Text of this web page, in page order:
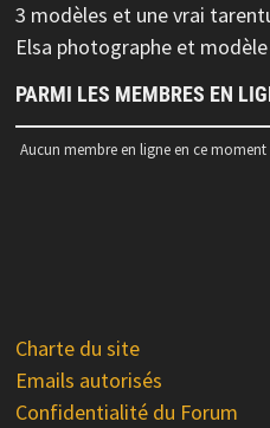
3 modèles et une vrai
Elsa photographe et modèle
PARMI LES MEMBRES EN
Aucun membre en ligne en ce moment
Charte du site
Emails autorisés
Confidentialité du Forum